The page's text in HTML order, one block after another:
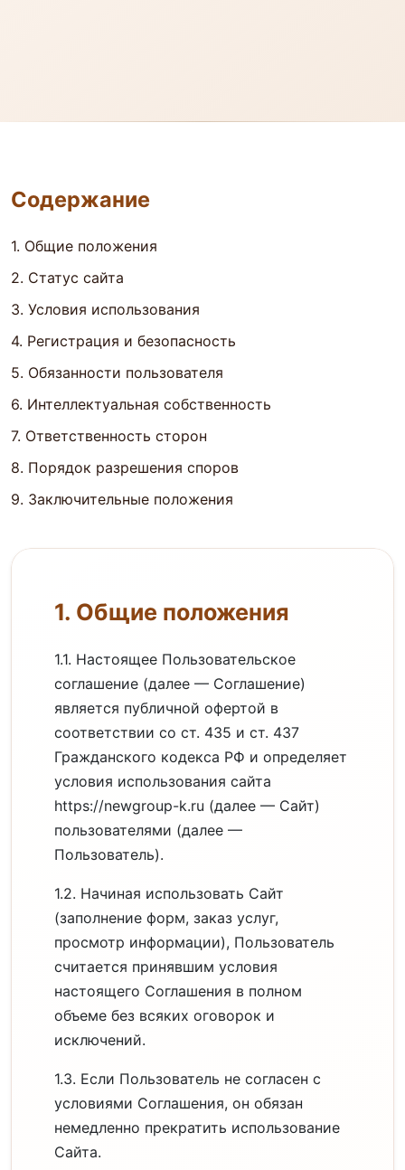
Содержание
1. Общие положения
2. Статус сайта
3. Условия использования
4. Регистрация и безопасность
5. Обязанности пользователя
6. Интеллектуальная собственность
7. Ответственность сторон
8. Порядок разрешения споров
9. Заключительные положения
1. Общие положения
1.1. Настоящее Пользовательское
соглашение (далее — Соглашение)
является публичной офертой в
соответствии со ст. 435 и ст. 437
Гражданского кодекса РФ и определяет
условия использования сайта
https://newgroup-k.ru (далее — Сайт)
пользователями (далее —
Пользователь).
1.2. Начиная использовать Сайт
(заполнение форм, заказ услуг,
просмотр информации), Пользователь
считается принявшим условия
настоящего Соглашения в полном
объеме без всяких оговорок и
исключений.
1.3. Если Пользователь не согласен с
условиями Соглашения, он обязан
немедленно прекратить использование
Сайта.